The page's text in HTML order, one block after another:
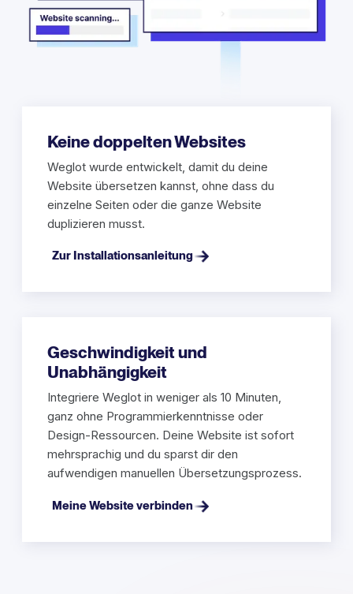
Keine doppelten Websites
Weglot wurde entwickelt, damit du deine
Website übersetzen kannst, ohne dass du
einzelne Seiten oder die ganze Website
duplizieren musst.
Zur Installationsanleitung
Geschwindigkeit und
Unabhängigkeit
Integriere Weglot in weniger als 10 Minuten,
ganz ohne Programmierkenntnisse oder
Design-Ressourcen. Deine Website ist sofort
mehrsprachig und du sparst dir den
aufwendigen manuellen Übersetzungsprozess.
Meine Website verbinden